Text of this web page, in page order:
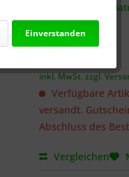
genommen.
inkl. MwSt.zzgl.
Verfügbare
versandt.
Abschluss des
Vergleichen
Einverstanden